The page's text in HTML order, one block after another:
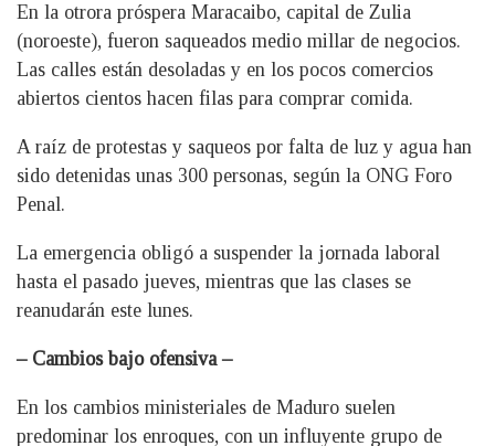
En la otrora próspera Maracaibo, capital de Zulia
(noroeste), fueron saqueados medio millar de negocios.
Las calles están desoladas y en los pocos comercios
abiertos cientos hacen filas para comprar comida.
A raíz de protestas y saqueos por falta de luz y agua han
sido detenidas unas 300 personas, según la ONG Foro
Penal.
La emergencia obligó a suspender la jornada laboral
hasta el pasado jueves, mientras que las clases se
reanudarán este lunes.
– Cambios bajo ofensiva –
En los cambios ministeriales de Maduro suelen
predominar los enroques, con un influyente grupo de